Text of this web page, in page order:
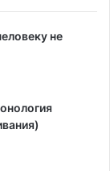
не